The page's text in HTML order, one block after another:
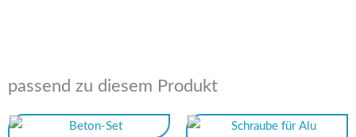
passend zu diesem Produkt